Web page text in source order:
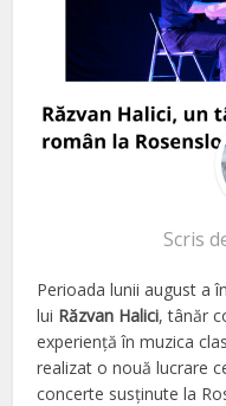
Scris
Perioada lunii august a
lui Răzvan Halici, tânăr
experiență în muzica
realizat o nouă lucrare
concerte susținute la